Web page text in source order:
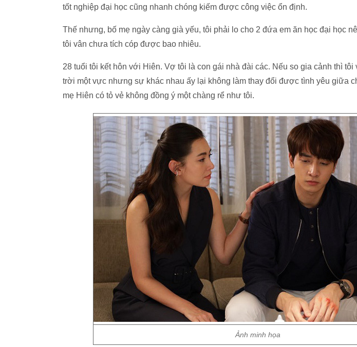
tốt nghiệp đại học cũng nhanh chóng kiếm được công việc ổn định.
Thế nhưng, bố mẹ ngày càng già yếu, tôi phải lo cho 2 đứa em ăn học đại học
tôi vân chưa tích cóp được bao nhiêu.
28 tuổi tôi kết hôn với Hiên. Vợ tôi là con gái nhà đài các. Nếu so gia cảnh thì tôi
trời một vực nhưng sự khác nhau ấy lại không làm thay đổi được tình yêu giữa
mẹ Hiên có tỏ vẻ không đồng ý một chàng rể như tôi.
Ảnh minh họa